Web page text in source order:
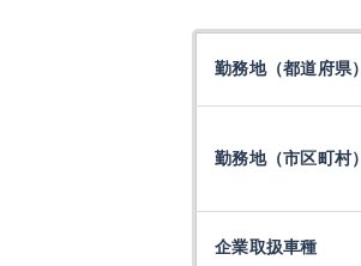
勤務地（都道府県）
勤務地（市区町村）
企業取扱車種